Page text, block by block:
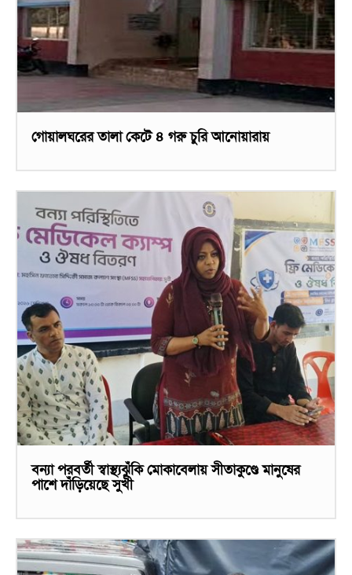
গোয়ালঘরের তালা কেটে ৪ গরু চুরি আনোয়ারায়
বন্যা পরবর্তী স্বাস্থ্যঝুঁকি মোকাবেলায় সীতাকুণ্ডে মানুষের
পাশে দাঁড়িয়েছে সুখী